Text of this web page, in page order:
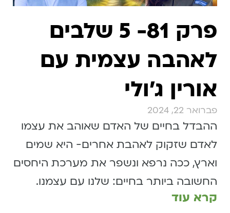
פרק 81- 5 שלבים
לאהבה עצמית עם
אורין ג׳ולי
פברואר 22, 2024
ההבדל בחיים של האדם שאוהב את עצמו
לאדם שזקוק לאהבת אחרים- היא שמים
וארץ, ככה נרפא ונשפר את מערכת היחסים
החשובה ביותר בחיים: שלנו עם עצמנו.
קרא עוד